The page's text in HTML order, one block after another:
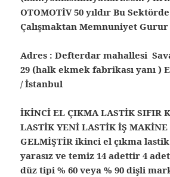
OTOMOTİV 50 yıldır Bu
Çalışmaktan Memnuniyet
Adres : Defterdar mahallesi
29 (halk ekmek fabrikası yanı )
/ İstanbul
İKİNCİ EL ÇIKMA LASTİK SIFIR
LASTİK YENİ LASTİK İŞ
GELMİŞTİR ikinci el çıkma lastik
yarasız ve temiz 14 adettir 4
düz tipi % 60 veya % 90 dişli